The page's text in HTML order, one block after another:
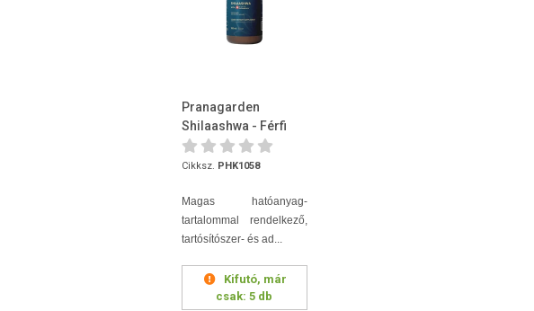
Pranagarden
Shilaashwa - Férfi
erőnlét 100 ml
Cikksz. PHK1058
Magas hatóanyag-
tartalommal rendelkező,
tartósítószer- és ad...
Kifutó, már
csak:5 db